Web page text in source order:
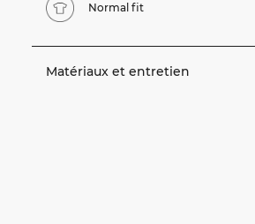
Normal fit
Matériaux et entretien